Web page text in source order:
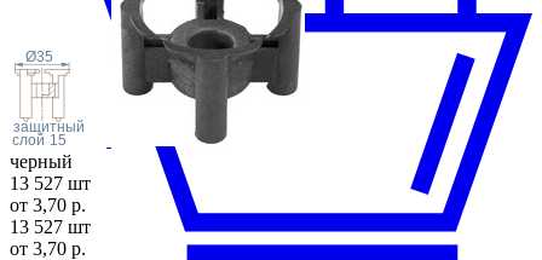
Ø35
защитный
слой 15
черный
13 527 шт
от 3,70 р.
13 527 шт
от 3,70 р.